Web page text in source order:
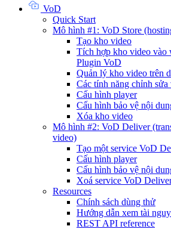
VoD
Quick Start
Mô hình #1: VoD Store
Tạo kho video
Tích hợp kho video vào
Plugin VoD
Quản lý kho video trên
Các tính năng chỉnh sửa
Cấu hình player
Cấu hình bảo vệ nội
Xóa kho video
Mô hình #2: VoD Deliver
video)
Tạo một service VoD
Cấu hình player
Cấu hình bảo vệ nội
Xoá service VoD
Resources
Chính sách dùng thử
Hướng dẫn xem tài
REST API reference